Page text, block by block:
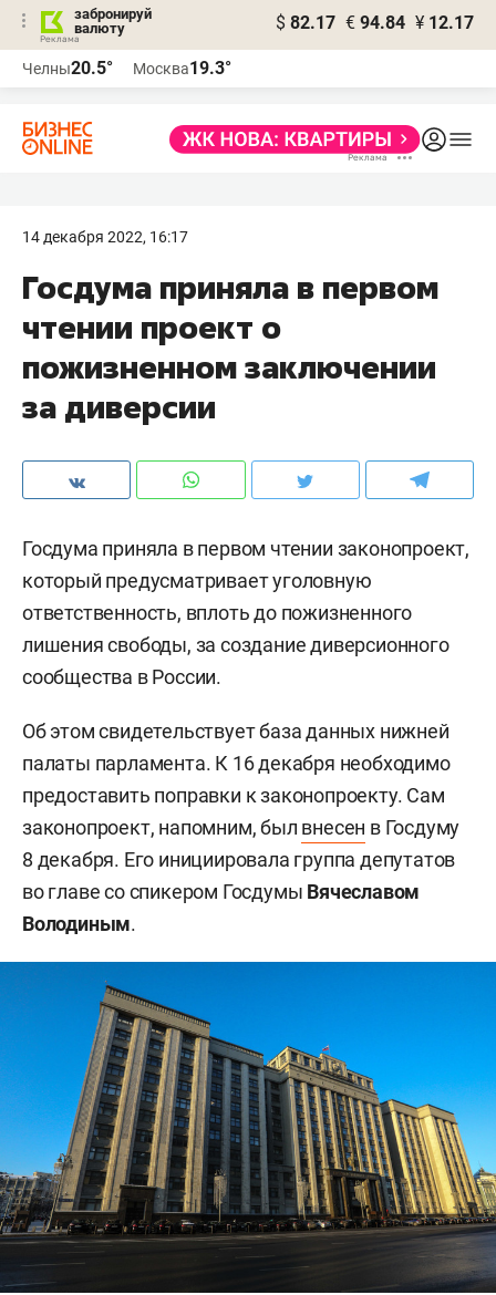
забронируй
валюту
$ 82.17 € 94.84 ¥ 12.17
Челны20.5° Москва19.3°
14 декабря 2022, 16:17
Госдума приняла в первом
чтении проект о
пожизненном заключении
за диверсии
Госдума приняла в первом чтении законопроект,
который предусматривает уголовную
ответственность, вплоть до пожизненного
лишения свободы, за создание диверсионного
сообщества в России.
Об этом свидетельствует база данных нижней
палаты парламента. К 16 декабря необходимо
предоставить поправки к законопроекту. Сам
законопроект, напомним, был внесен в Госдуму
8 декабря. Его инициировала группа депутатов
во главе со спикером Госдумы Вячеславом
Володиным.